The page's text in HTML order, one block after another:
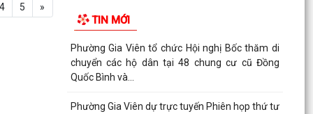
4 5 »
TIN MỚI
Phường Gia Viên tổ chức Hội nghị Bốc thăm di
chuyển các hộ dân tại 48 chung cư cũ Đồng
Quốc Bình và...
Phường Gia Viên dự trực tuyến Phiên họp thứ tư